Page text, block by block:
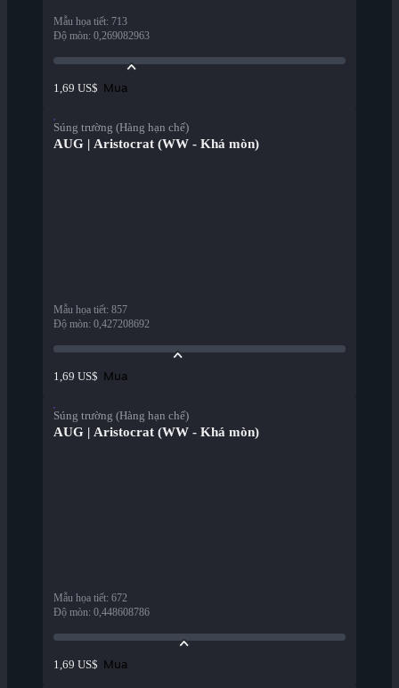
Mẫu họa tiết: 713
Độ mòn: 0,269082963
1,69 US$ Mua
Súng trường (Hàng hạn chế)
AUG | Aristocrat (WW - Khá mòn)
Mẫu họa tiết: 857
Độ mòn: 0,427208692
1,69 US$ Mua
Súng trường (Hàng hạn chế)
AUG | Aristocrat (WW - Khá mòn)
Mẫu họa tiết: 672
Độ mòn: 0,448608786
1,69 US$ Mua